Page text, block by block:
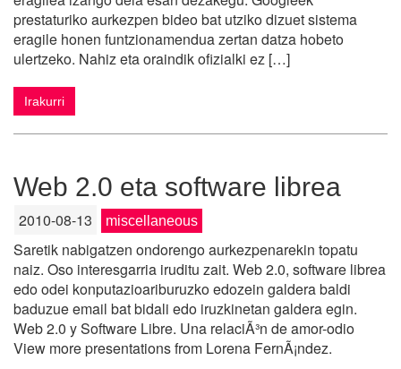
prestaturiko aurkezpen bideo bat utziko dizuet sistema
eragile honen funtzionamendua zertan datza hobeto
ulertzeko. Nahiz eta oraindik ofizialki ez […]
Irakurri
Web 2.0 eta software librea
2010-08-13 miscellaneous
Saretik nabigatzen ondorengo aurkezpenarekin topatu
naiz. Oso interesgarria iruditu zait. Web 2.0, software librea
edo odei konputazioariburuzko edozein galdera baldi
baduzue email bat bidali edo iruzkinetan galdera egin.
Web 2.0 y Software Libre. Una relaciÃ³n de amor-odio
View more presentations from Lorena FernÃ¡ndez.